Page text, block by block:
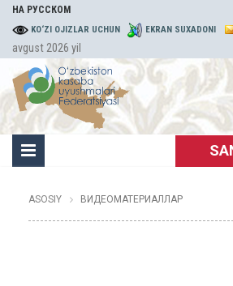
НА РУССКОМ
KO‘ZI OJIZLAR UCHUN EKRAN SUXADONI
avgust 2026 yil
ASOSIY ВИДЕОМАТЕРИАЛЛАР